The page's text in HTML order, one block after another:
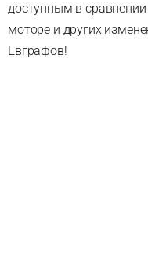
доступным в
моторе и других
Евграфов!